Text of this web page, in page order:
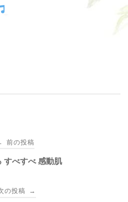
前の投稿
すべすべ 感動肌
の投稿 →